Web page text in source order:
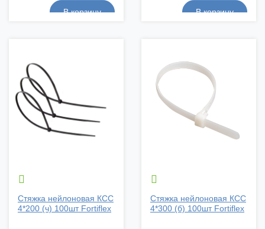

Стяжка нейлоновая КСС
4*200 (ч) 100шт Fortiflex

Стяжка нейлоновая КСС
4*300 (б) 100шт Fortiflex